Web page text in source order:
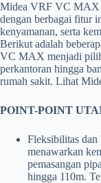
Midea VRF VC MAX
dengan berbagai fitur
kenyamanan, serta
Berikut adalah
VC MAX menjadi
perkantoran hingga
rumah sakit. Lihat
POINT-POINT
Fleksibilitas
menawarkan
pemasangan
hingga 110m.